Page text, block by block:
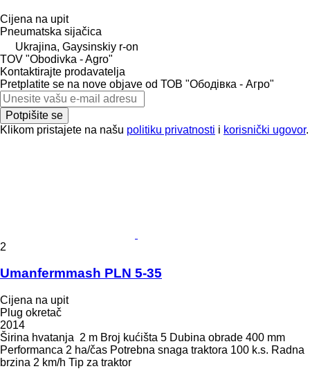
Cijena na upit
Pneumatska sijačica
Ukrajina, Gaysinskiy r-on
TOV "Obodivka - Agro"
Kontaktirajte prodavatelja
Pretplatite se na nove objave od ТОВ "Ободівка - Агро"
Potpišite se
Klikom pristajete na našu politiku privatnosti i korisnički ugovor.
2
Umanfermmash PLN 5-35
Cijena na upit
Plug okretač
2014
Širina hvatanja 2 m Broj kućišta 5 Dubina obrade 400 mm
Performanca 2 ha/čas Potrebna snaga traktora 100 k.s. Radna
brzina 2 km/h Tip za traktor